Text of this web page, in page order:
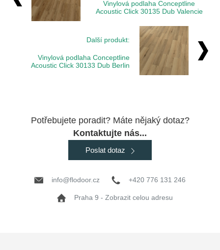
Vinylová podlaha Conceptline
Acoustic Click 30135 Dub Valencie
Další produkt:
Vinylová podlaha Conceptline
Acoustic Click 30133 Dub Berlin
Potřebujete poradit? Máte nějaký dotaz?
Kontaktujte nás...
Poslat dotaz
info@flodoor.cz +420 776 131 246
Praha 9 - Zobrazit celou adresu